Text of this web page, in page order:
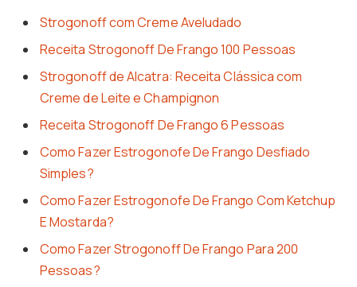
Strogonoff com Creme Aveludado
Receita Strogonoff De Frango 100 Pessoas
Strogonoff de Alcatra: Receita Clássica com
Creme de Leite e Champignon
Receita Strogonoff De Frango 6 Pessoas
Como Fazer Estrogonofe De Frango Desfiado
Simples?
Como Fazer Estrogonofe De Frango Com Ketchup
E Mostarda?
Como Fazer Strogonoff De Frango Para 200
Pessoas?